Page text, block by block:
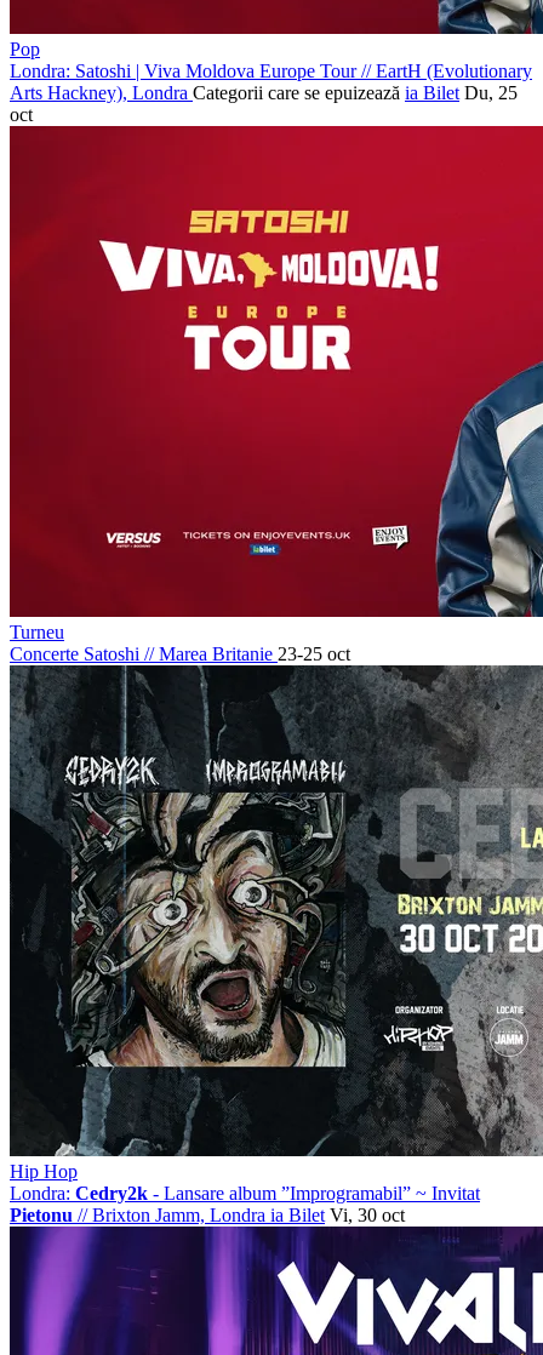
Pop
Londra: Satoshi | Viva Moldova Europe Tour//EartH (Evolutionary
Arts Hackney), Londra Categorii care se epuizează ia Bilet Du, 25
oct
Turneu
Concerte Satoshi //Marea Britanie 23-25 oct
Hip Hop
Londra: Cedry2k - Lansare album ”Improgramabil” ~ Invitat
Pietonu //Brixton Jamm, Londra ia Bilet Vi, 30 oct